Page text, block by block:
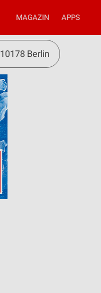
MAGAZIN APPS
10178 Berlin